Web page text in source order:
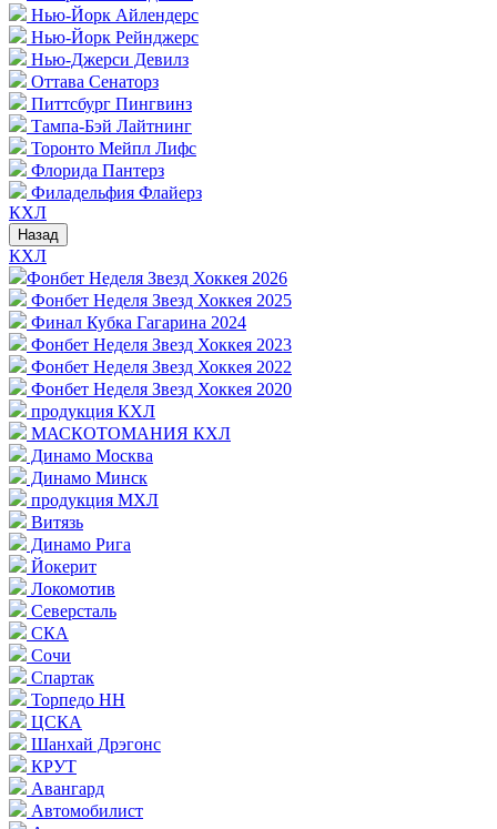
Нью-Йорк Айлендерс
Нью-Йорк Рейнджерс
Нью-Джерси Девилз
Оттава Сенаторз
Питтсбург Пингвинз
Тампа-Бэй Лайтнинг
Торонто Мейпл Лифс
Флорида Пантерз
Филадельфия Флайерз
КХЛ
Назад
КХЛ
Фонбет Неделя Звезд Хоккея 2026
Фонбет Неделя Звезд Хоккея 2025
Финал Кубка Гагарина 2024
Фонбет Неделя Звезд Хоккея 2023
Фонбет Неделя Звезд Хоккея 2022
Фонбет Неделя Звезд Хоккея 2020
продукция КХЛ
МАСКОТОМАНИЯ КХЛ
Динамо Москва
Динамо Минск
продукция МХЛ
Витязь
Динамо Рига
Йокерит
Локомотив
Северсталь
СКА
Сочи
Спартак
Торпедо НН
ЦСКА
Шанхай Дрэгонс
КРУТ
Авангард
Автомобилист